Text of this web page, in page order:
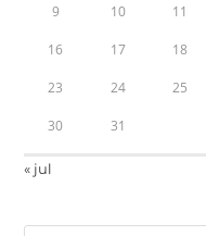
9 10 11
16 17 18
23 24 25
30 31
« jul